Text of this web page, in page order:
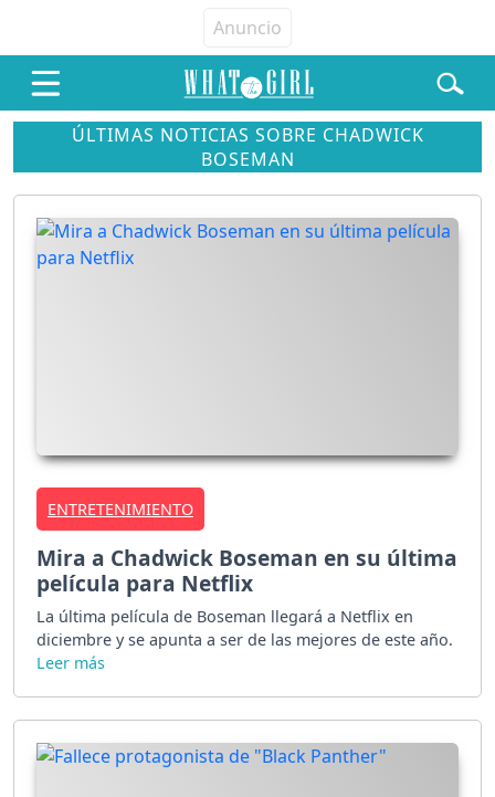
ÚLTIMAS NOTICIAS SOBRE CHADWICK
BOSEMAN
ENTRETENIMIENTO
Mira a Chadwick Boseman en su última
película para Netflix
La última película de Boseman llegará a Netflix en
diciembre y se apunta a ser de las mejores de este año.